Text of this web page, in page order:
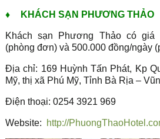
♦ KHÁCH SẠN PHƯƠNG THẢO
Khách sạn Phương Thảo có giá
(phòng đơn) và 500.000 đồng/ngày
Địa chỉ: 169 Huỳnh Tấn Phát, Kp
Mỹ, thị xã Phú Mỹ, Tỉnh Bà Rịa –
Điện thoại: 0254 3921 969
Website: http://